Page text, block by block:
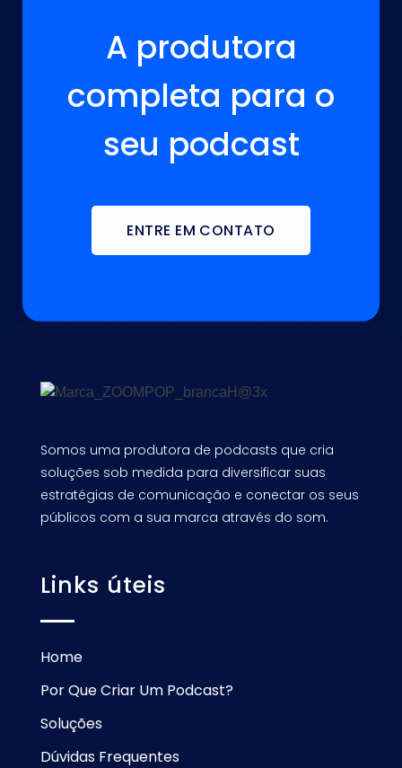
A produtora
completa para o
seu podcast
ENTRE EM CONTATO
Somos uma produtora de podcasts que cria
soluções sob medida para diversificar suas
estratégias de comunicação e conectar os seus
públicos com a sua marca através do som.
Links úteis
Home
Por Que Criar Um Podcast?
Soluções
Dúvidas Frequentes